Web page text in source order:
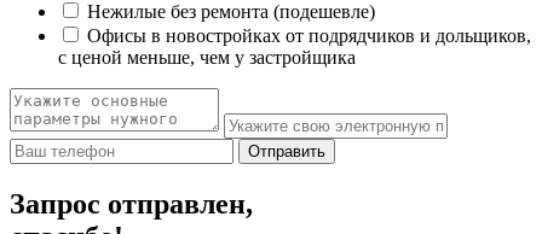
Нежилые без ремонта (подешевле)
Офисы в новостройках от подрядчиков и дольщиков,
с ценой меньше, чем у застройщика
Отправить
Запрос отправлен,